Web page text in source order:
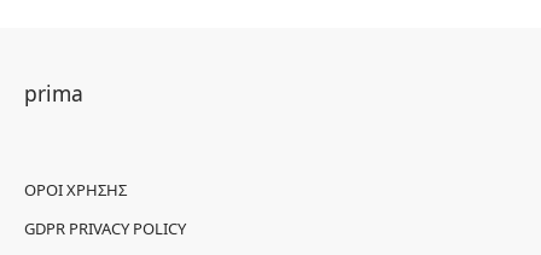
prima
ΌΡΟΙ ΧΡΉΣΗΣ
GDPR PRIVACY POLICY